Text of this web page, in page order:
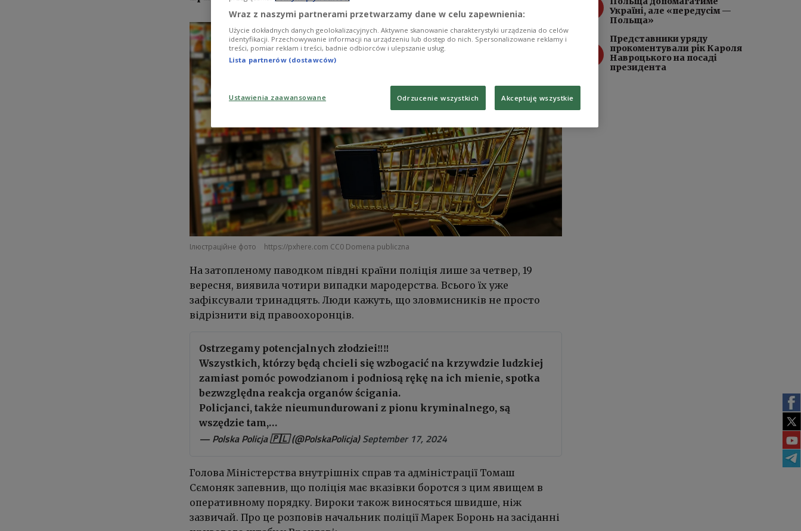
Ілюстраційне фото https://pxhere.com CC0 Domena publiczna
На затопленому паводком півдні країни поліція лише за четвер, 19
вересня, виявила чотири випадки мародерства. Всього їх уже
зафіксували тринадцять. Люди кажуть, що зловмисників не просто
відрізнити від правоохоронців.
Ostrzegamy potencjalnych złodziei‼️‼️
Wszystkich, którzy będą chcieli się wzbogacić na krzywdzie ludzkiej
zamiast pomóc powodzianom i podniosą rękę na ich mienie, spotka
bezwzględna reakcja organów ścigania.
Policjanci, także nieumundurowani z pionu kryminalnego, są
wszędzie tam,…
— Polska Policja 🇵🇱 (@PolskaPolicja)September 17, 2024
Голова Міністерства внутрішніх справ та адміністрації Томаш
Сємоняк запевнив, що поліція має вказівки боротся з цим явищем в
оперативному порядку. Вироки також виносяться швидше, ніж
зазвичай. Про це розповів начальник поліції Марек Боронь на засіданні
Україні, але «передусім —
Польща»
Представники уряду
прокоментували рік Кароля
Навроцького на посаді
президента
Wraz z naszymi partnerami przetwarzamy dane w celu zapewnienia:
Użycie dokładnych danych geolokalizacyjnych. Aktywne skanowanie charakterystyki urządzenia do celów
identyfikacji. Przechowywanie informacji na urządzeniu lub dostęp do nich. Spersonalizowane reklamy i
treści, pomiar reklam i treści, badnie odbiorców i ulepszanie usług.
Lista partnerów (dostawców)
Ustawienia zaawansowane Odrzucenie wszystkich Akceptuję wszystkie